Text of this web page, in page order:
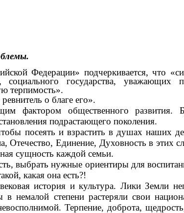
Федерации» подчеркивается, что
социального государства,
терпимость».
о благе его».
фактором общественного развития.
подрастающего поколения.
посеять и взрастить в душах наших
Отечество, Единение, Духовность в этих
сущность каждой семьи.
выбрать нужные ориентиры для
какая она есть?!
история и культура. Лики Земли
степени растеряли свои
Терпение, доброта,